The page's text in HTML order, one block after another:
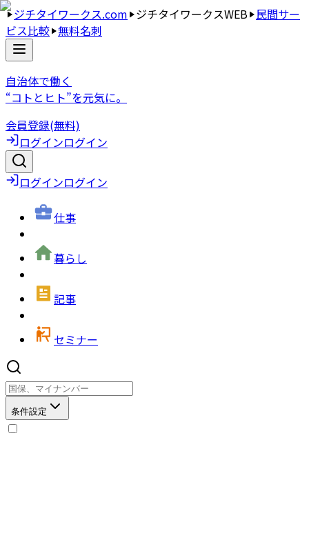
ジチタイワークス.com ジチタイワークスWEB 民間サー
ビス比較 無料名刺
自治体で働く
“コトとヒト”を元気に。
会員登録(無料)
ログインログイン
ログインログイン
仕事
暮らし
記事
セミナー
条件設定